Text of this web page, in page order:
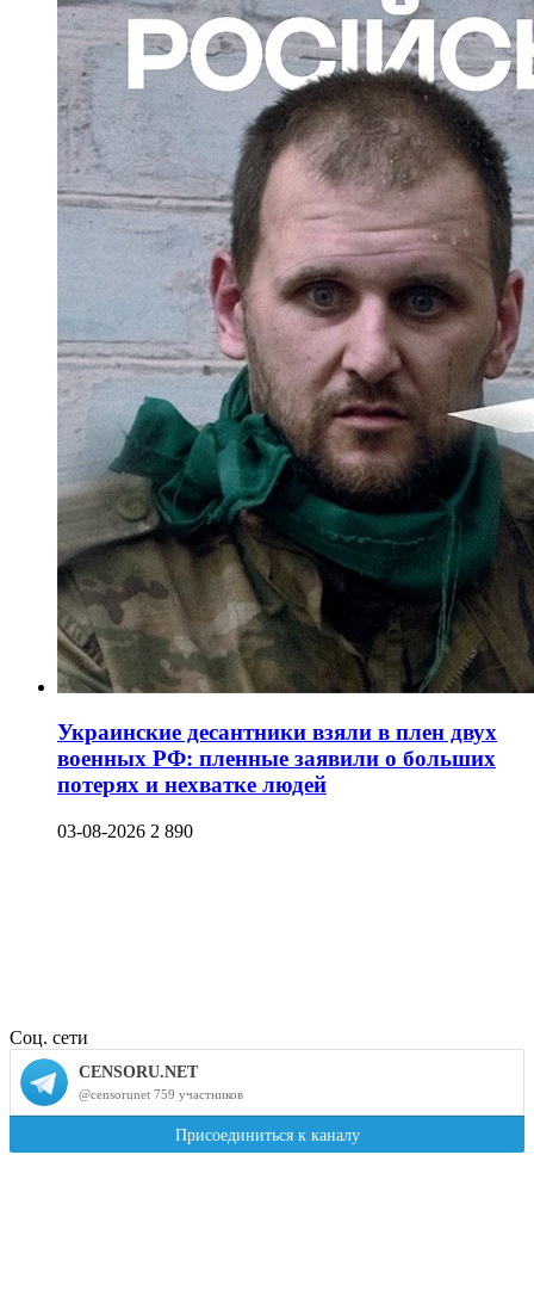
Украинские десантники взяли в плен двух
военных РФ: пленные заявили о больших
потерях и нехватке людей
03-08-2026 2 890
Соц. сети